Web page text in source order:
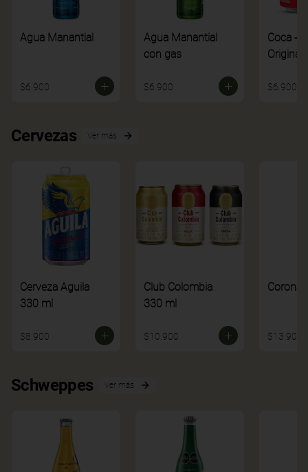
Agua Manantial
$6.900
Agua Manantial
con gas
$6.900
Coca -
Original
$6.900
Cervezas Ver más
Cerveza Aguila
330 ml
$8.900
Club Colombia
330 ml
$10.900
Corona
$13.900
Schweppes Ver más